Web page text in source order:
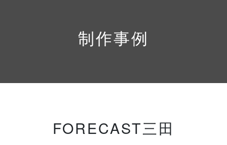
制作事例
FORECAST三田